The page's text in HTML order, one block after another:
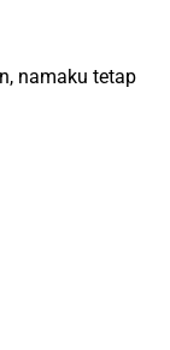
namaku tetap